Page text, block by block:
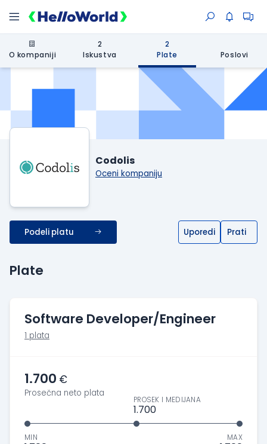
O kompaniji
2
Iskustva
2
Plate
Poslovi
Codolis
Oceni kompaniju
Podeli platu Uporedi Prati
Plate
Software Developer/Engineer
1 plata
1.700 €
Prosečna neto plata
MIN
PROSEK I MEDIJANA
1.700
MAX